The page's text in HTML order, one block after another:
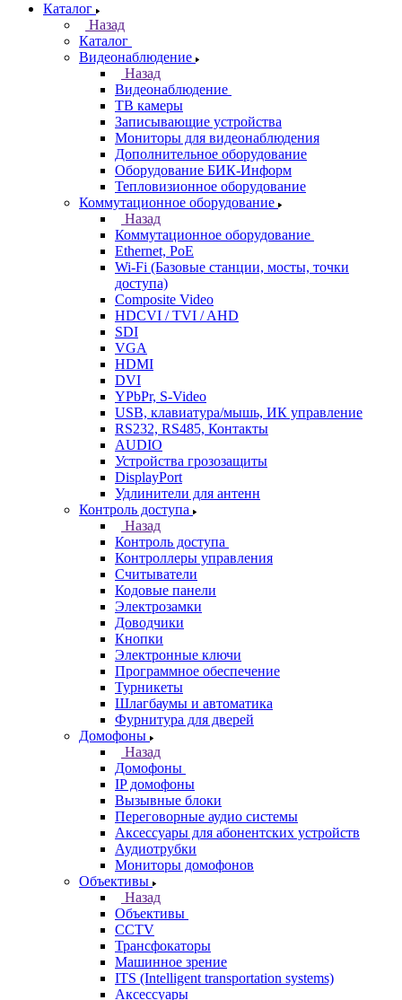
Каталог
Назад
Каталог
Видеонаблюдение
Назад
Видеонаблюдение
ТВ камеры
Записывающие устройства
Мониторы для видеонаблюдения
Дополнительное оборудование
Оборудование БИК-Информ
Тепловизионное оборудование
Коммутационное оборудование
Назад
Коммутационное оборудование
Ethernet, PoE
Wi-Fi (Базовые станции, мосты, точки
доступа)
Composite Video
HDCVI / TVI / AHD
SDI
VGA
HDMI
DVI
YPbPr, S-Video
USB, клавиатура/мышь, ИК управление
RS232, RS485, Контакты
AUDIO
Устройства грозозащиты
DisplayPort
Удлинители для антенн
Контроль доступа
Назад
Контроль доступа
Контроллеры управления
Считыватели
Кодовые панели
Электрозамки
Доводчики
Кнопки
Электронные ключи
Программное обеспечение
Турникеты
Шлагбаумы и автоматика
Фурнитура для дверей
Домофоны
Назад
Домофоны
IP домофоны
Вызывные блоки
Переговорные аудио системы
Аксессуары для абонентских устройств
Аудиотрубки
Мониторы домофонов
Объективы
Назад
Объективы
CCTV
Трансфокаторы
Машинное зрение
ITS (Intelligent transportation systems)
Аксессуары